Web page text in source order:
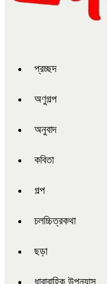
প্রচ্ছদ
অণুগল্প
অনুবাদ
কবিতা
গল্প
চলচ্চিত্রকথা
ছড়া
ধারাবাহিক উপন্যাস